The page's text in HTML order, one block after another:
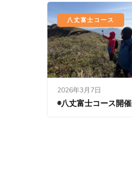
八丈富士コース
2026年3月7日
◉八丈富士コース開催